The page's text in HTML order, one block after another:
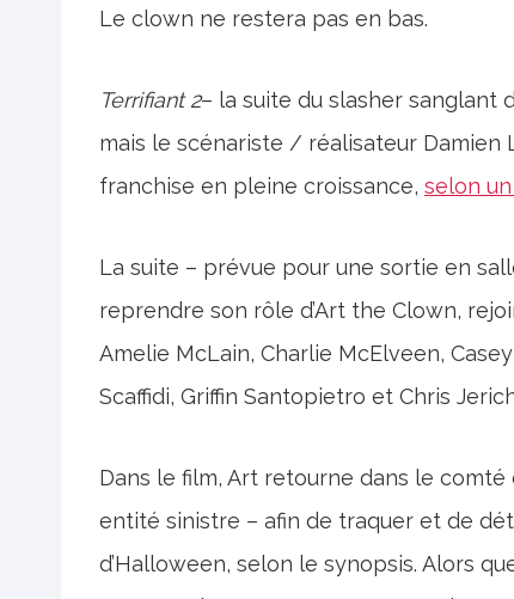
Le clown ne restera pas en bas.
Terrifiant 2– la suite du slasher sanglant
mais le scénariste / réalisateur
franchise en pleine croissance, selon
La suite – prévue pour une sortie en
reprendre son rôle d’Art the Clown,
Amelie McLain, Charlie McElveen,
Scaffidi, Griffin Santopietro et Chris
Dans le film, Art retourne dans le
entité sinistre – afin de traquer et de
d’Halloween, selon le synopsis. Alors